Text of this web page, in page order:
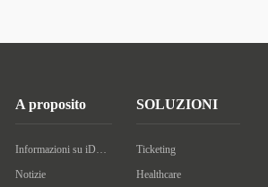
A proposito
Informazioni su iDPRT
Notizie
SOLUZIONI
Ticketing
Healthcare